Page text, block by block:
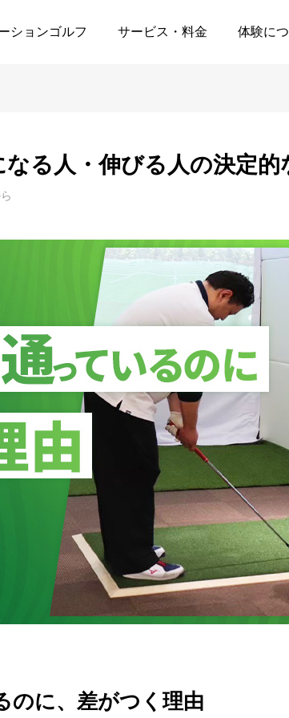
ションゴルフ サービス・料金 体験に
いが無駄になる人・伸びる人の決定的な違いとは？
る人・伸びる人の決定的
に、差がつく理由